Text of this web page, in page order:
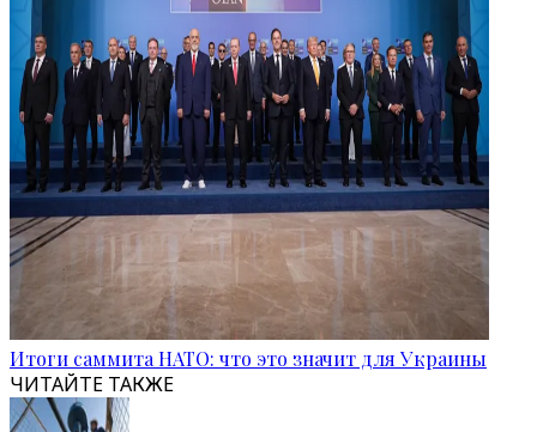
Итоги саммита НАТО: что это значит для Украины
ЧИТАЙТЕ ТАКЖЕ